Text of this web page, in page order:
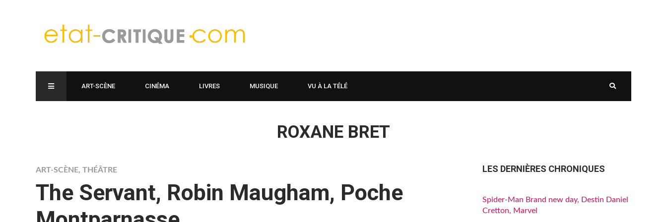
ART-SCÈNE CINÉMA LIVRES MUSIQUE VU À LA TÉLÉ
ROXANE BRET
ART-SCÈNE, THÉÂTRE
The Servant, Robin Maugham, Poche
LES DERNIÈRES CHRONIQUES
Spider-Man Brand new day, Destin Daniel
Cretton, Marvel